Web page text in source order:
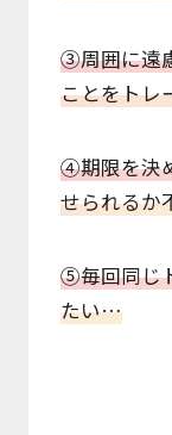
③周囲に遠
ことをトレ
④期限を決
せられる
⑤毎回同じ
たい…